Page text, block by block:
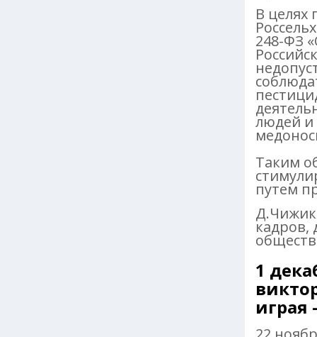
В целях
248-ФЗ
людей и
Таким
путем
кадров,
1
играя